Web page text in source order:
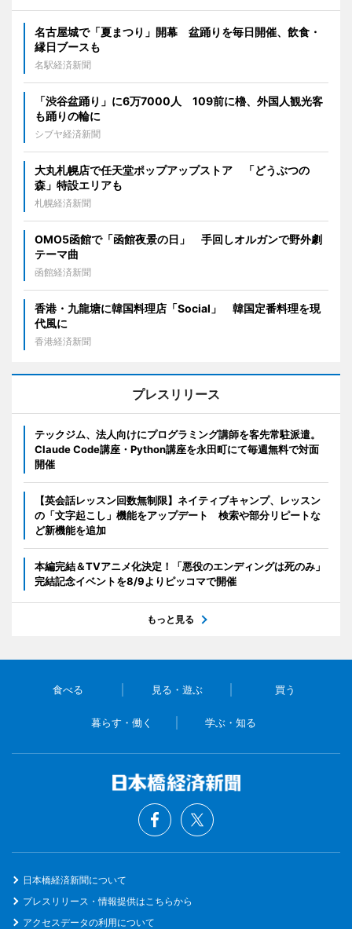
名古屋城で「夏まつり」開幕 盆踊りを毎日開催、飲食・
縁日ブースも
名駅経済新聞
「渋谷盆踊り」に6万7000人 109前に櫓、外国人観光客
も踊りの輪に
シブヤ経済新聞
大丸札幌店で任天堂ポップアップストア 「どうぶつの
森」特設エリアも
札幌経済新聞
OMO5函館で「函館夜景の日」 手回しオルガンで野外劇
テーマ曲
函館経済新聞
香港・九龍塘に韓国料理店「Social」 韓国定番料理を現
代風に
香港経済新聞
プレスリリース
テックジム、法人向けにプログラミング講師を客先常駐派遣。
Claude Code講座・Python講座を永田町にて毎週無料で対面
開催
【英会話レッスン回数無制限】ネイティブキャンプ、レッスン
の「文字起こし」機能をアップデート 検索や部分リピートな
ど新機能を追加
本編完結＆TVアニメ化決定！「悪役のエンディングは死のみ」
完結記念イベントを8/9よりピッコマで開催
もっと見る
食べる 見る・遊ぶ 買う
暮らす・働く 学ぶ・知る
日本橋経済新聞について
プレスリリース・情報提供はこちらから
アクセスデータの利用について